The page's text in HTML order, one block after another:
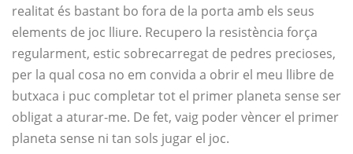
realitat és bastant bo fora de la porta amb els seus
elements de joc lliure. Recupero la resistència força
regularment, estic sobrecarregat de pedres precioses,
per la qual cosa no em convida a obrir el meu llibre de
butxaca i puc completar tot el primer planeta sense ser
obligat a aturar-me. De fet, vaig poder vèncer el primer
planeta sense ni tan sols jugar el joc.